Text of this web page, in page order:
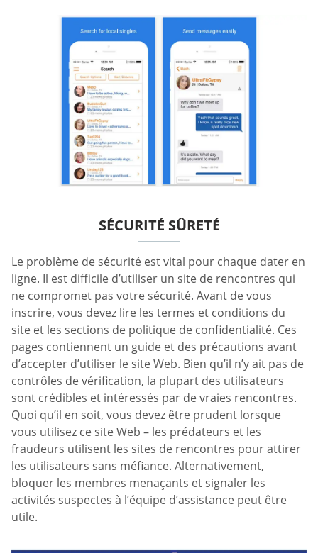
SÉCURITÉ SÛRETÉ
Le problème de sécurité est vital pour chaque dater en
ligne. Il est difficile d’utiliser un site de rencontres qui
ne compromet pas votre sécurité. Avant de vous
inscrire, vous devez lire les termes et conditions du
site et les sections de politique de confidentialité. Ces
pages contiennent un guide et des précautions avant
d’accepter d’utiliser le site Web. Bien qu’il n’y ait pas de
contrôles de vérification, la plupart des utilisateurs
sont crédibles et intéressés par de vraies rencontres.
Quoi qu’il en soit, vous devez être prudent lorsque
vous utilisez ce site Web – les prédateurs et les
fraudeurs utilisent les sites de rencontres pour attirer
les utilisateurs sans méfiance. Alternativement,
bloquer les membres menaçants et signaler les
activités suspectes à l’équipe d’assistance peut être
utile.